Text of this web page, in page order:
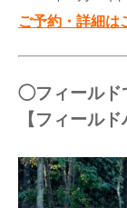
ご予約・詳細は
◯フィールド
【フィール